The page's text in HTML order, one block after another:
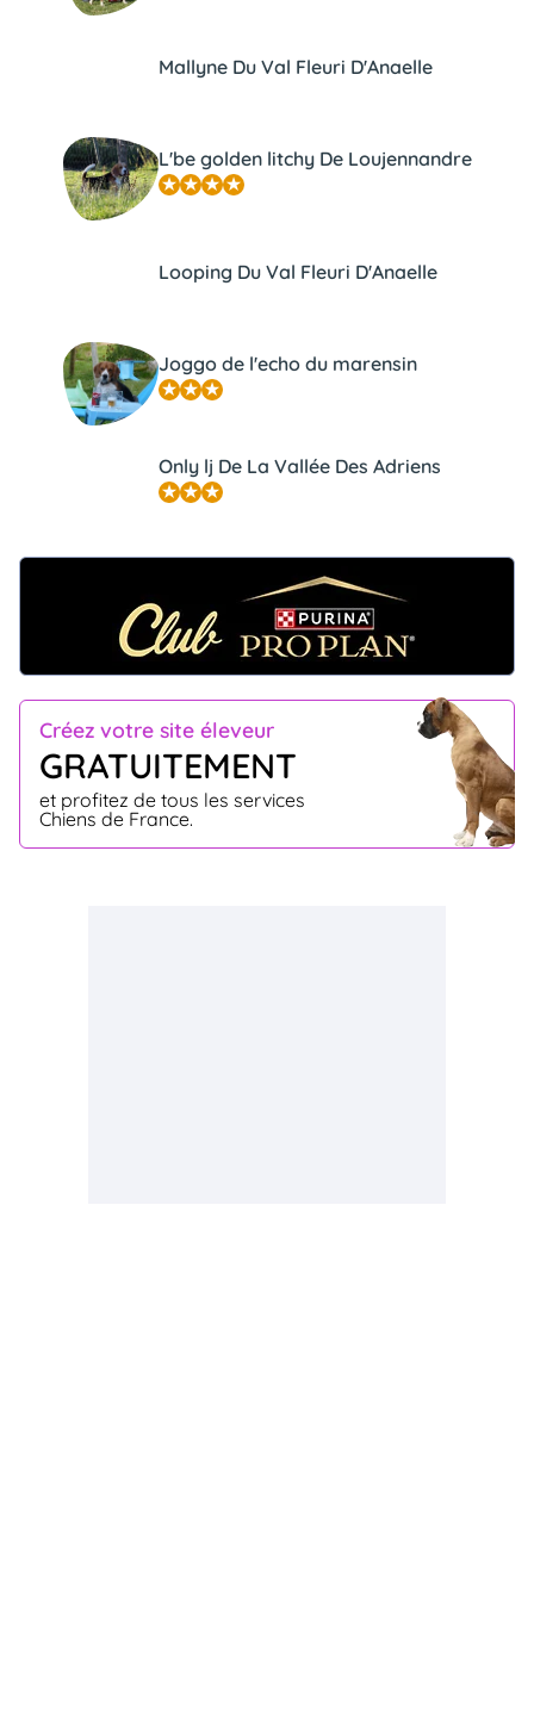
Créez votre site éleveur
GRATUITEMENT
et profitez de tous les services
Chiens de France.
Mallyne Du Val Fleuri D'Anaelle
L'be golden litchy De Loujennandre
Looping Du Val Fleuri D'Anaelle
Joggo de l'echo du marensin
Only lj De La Vallée Des Adriens